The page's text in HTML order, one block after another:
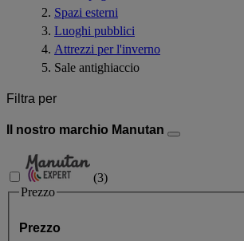
Spazi esterni
Luoghi pubblici
Attrezzi per l'inverno
Sale antighiaccio
Filtra per
Il nostro marchio Manutan
(3)
Prezzo
Prezzo